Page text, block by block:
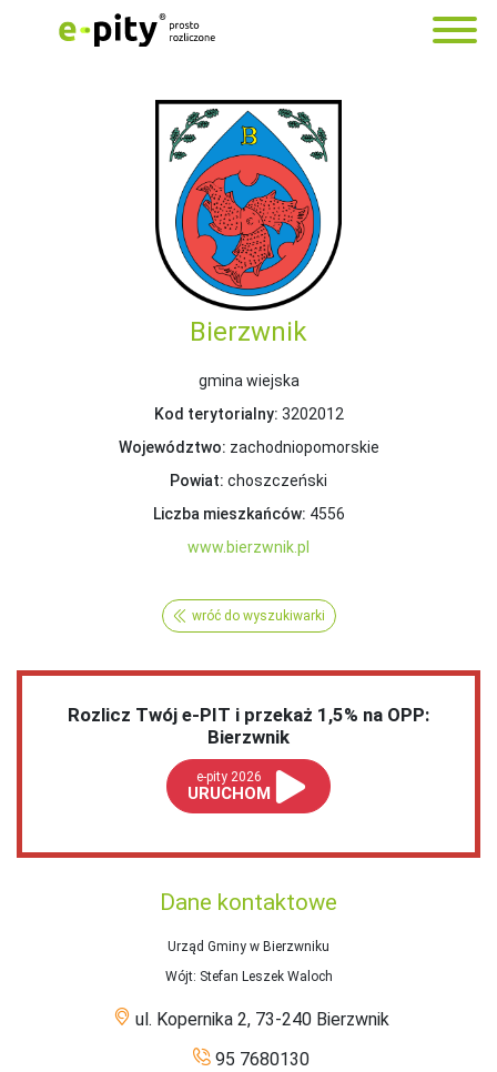
Bierzwnik
gmina wiejska
Kod terytorialny: 3202012
Województwo: zachodniopomorskie
Powiat: choszczeński
Liczba mieszkańców: 4556
www.bierzwnik.pl
wróć do wyszukiwarki
Rozlicz Twój e-PIT i przekaż 1,5% na OPP:
Bierzwnik
e-pity 2026
URUCHOM
Dane kontaktowe
Urząd Gminy w Bierzwniku
Wójt: Stefan Leszek Waloch
ul. Kopernika 2, 73-240 Bierzwnik
95 7680130